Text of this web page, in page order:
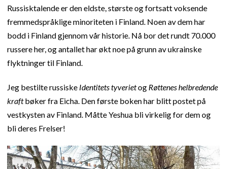
Russisktalende er den eldste, største og fortsatt voksende
fremmedspråklige minoriteten i Finland. Noen av dem har
bodd i Finland gjennom vår historie. Nå bor det rundt 70.000
russere her, og antallet har økt noe på grunn av ukrainske
flyktninger til Finland.
Jeg bestilte russiske Identitets tyverietog Røttenes helbredende
kraftbøker fra Eicha. Den første boken har blitt postet på
vestkysten av Finland. Måtte Yeshua bli virkelig for dem og
bli deres Frelser!